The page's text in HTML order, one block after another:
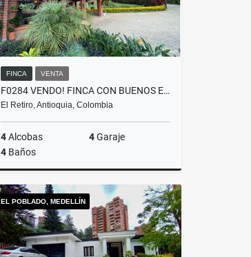
FINCA VENTA
F0284 VENDO! FINCA CON BUENOS ESPACIOS UBICACIÓN RESIDENCIAL EL RETIRO
El Retiro, Antioquia, Colombia
4Alcobas 4Garaje
4 Baños
Venta
$2.700.000.000
EL POBLADO, MEDELLÍN